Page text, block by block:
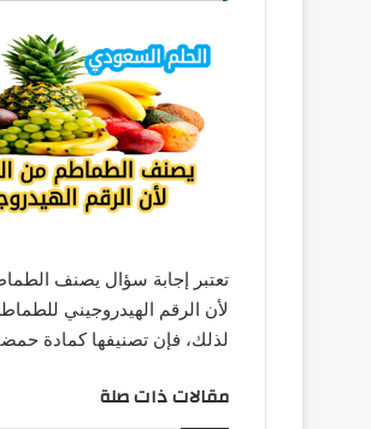
لذلك، فإن تصنيفها كمادة
مقالات ذات صلة